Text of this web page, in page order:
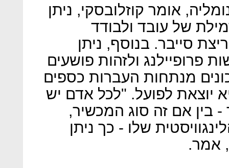
אומר קוזלובסקי, ניתן
של עובד ולבודד
סייבר. בנוסף, ניתן
ולזהות פושעים
מנתחות העברות כספים
יוצאת לפועל. "לכל אדם יש
אם זה סוג המכשיר,
שלו - כך ניתן
אמר.